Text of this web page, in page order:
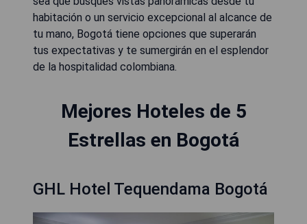
habitación o un servicio excepcional al alcance de
tu mano, Bogotá tiene opciones que superarán
tus expectativas y te sumergirán en el esplendor
de la hospitalidad colombiana.
Mejores Hoteles de 5
Estrellas en Bogotá
GHL Hotel Tequendama Bogotá